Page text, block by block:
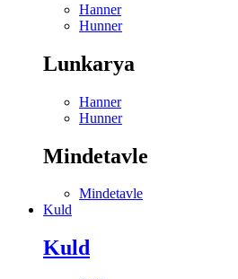
Hanner
Hunner
Lunkarya
Hanner
Hunner
Mindetavle
Mindetavle
Kuld
Kuld